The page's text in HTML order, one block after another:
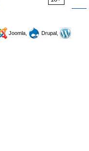
Joomla,
Drupal,